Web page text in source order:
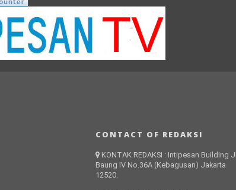
CONTACT OF REDAKSI
KONTAK REDAKSI : Intipesan Building
Baung IV No.36A (Kebagusan) Jakarta
12520.